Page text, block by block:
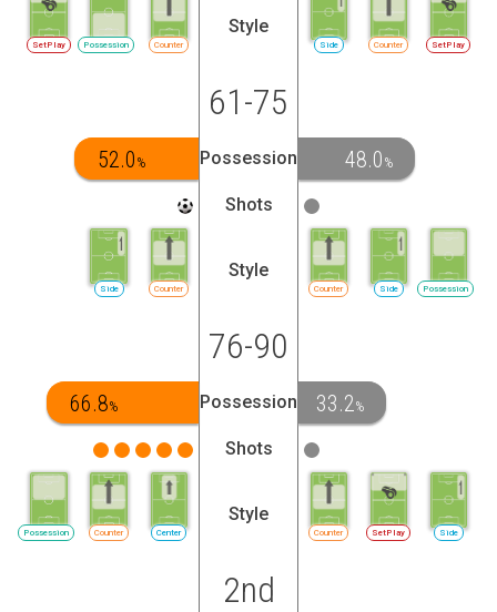
Counter
Possession
SetPlay
Style
Side Counter SetPlay
61-75
52.0 % Possession 48.0 %
Shots
Counter
Side
Style
Counter Side Possession
76-90
66.8% Possession 33.2%
Shots
Center
Counter
Possession
Style
Counter SetPlay Side
2nd